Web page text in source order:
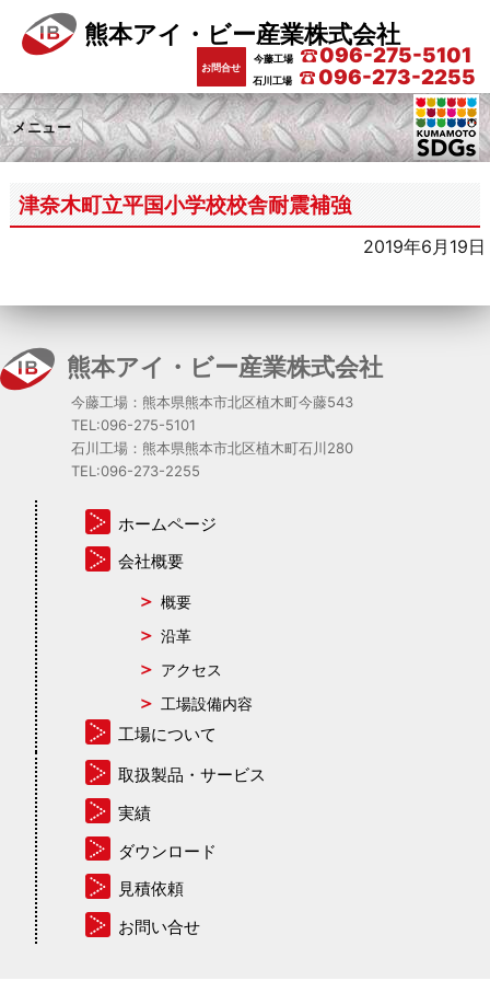
熊本アイ・ビー産業株式会社
お問合せ
今藤工場 096-275-5101
石川工場 096-273-2255
メニュー
津奈木町立平国小学校校舎耐震補強
2019年6月19日
熊本アイ・ビー産業株式会社
今藤工場：熊本県熊本市北区植木町今藤543
TEL:096-275-5101
石川工場：熊本県熊本市北区植木町石川280
TEL:096-273-2255
ホームページ
会社概要
概要
沿革
アクセス
工場設備内容
工場について
取扱製品・サービス
実績
ダウンロード
見積依頼
お問い合せ